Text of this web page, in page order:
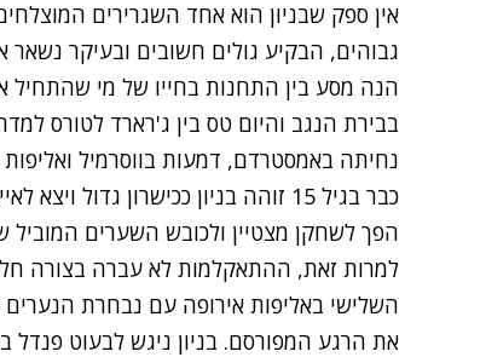
אין ספק שבניון הוא אחד השגרירים
הנה מסע בין התחנות בחייו של מי שהתחיל
בבירת הנגב והיום טס בין ג'רארד לטורס
נחיתה באמסטרדם, דמעות בווסרמיל
כבר בגיל 15 זוהה בניון ככישרון
הפך לשחקן מצטיין ולכובש השערים המוביל
למרות זאת, ההתאקלמות לא עברה בצורה
השלישי באליפות אירופה עם נבחרת הנערים